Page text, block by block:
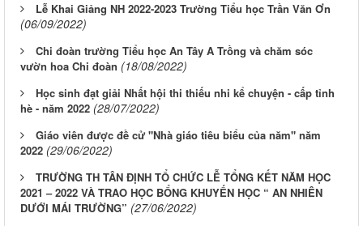
Lễ Khai Giảng NH 2022-2023 Trường Tiểu học Trần Văn Ơn
(06/09/2022)
Chi đoàn trường Tiểu học An Tây A Trồng và chăm sóc
vườn hoa Chi đoàn (18/08/2022)
Học sinh đạt giải Nhất hội thi thiếu nhi kể chuyện - cấp tỉnh
hè - năm 2022 (28/07/2022)
Giáo viên được đề cử "Nhà giáo tiêu biểu của năm" năm
2022 (29/06/2022)
TRƯỜNG TH TÂN ĐỊNH TỔ CHỨC LỄ TỔNG KẾT NĂM HỌC
2021 – 2022 VÀ TRAO HỌC BỔNG KHUYẾN HỌC “ AN NHIÊN
DƯỚI MÁI TRƯỜNG” (27/06/2022)